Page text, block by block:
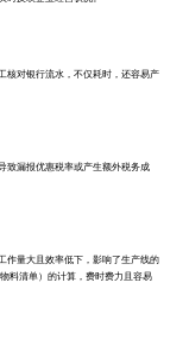
核对银行流水，不仅耗时，还容易产
致漏报优惠税率或产生额外税务成
作量大且效率低下，影响了生产线的
料清单）的计算，费时费力且容易